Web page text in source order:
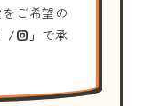
ご希望の
/回」 で承